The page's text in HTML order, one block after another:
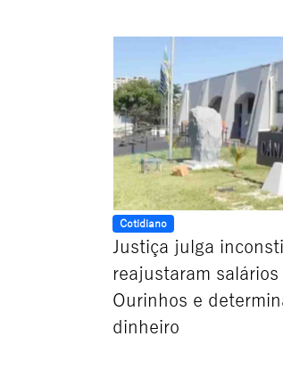
Cotidiano
Justiça julga
reajustaram
Ourinhos e
dinheiro